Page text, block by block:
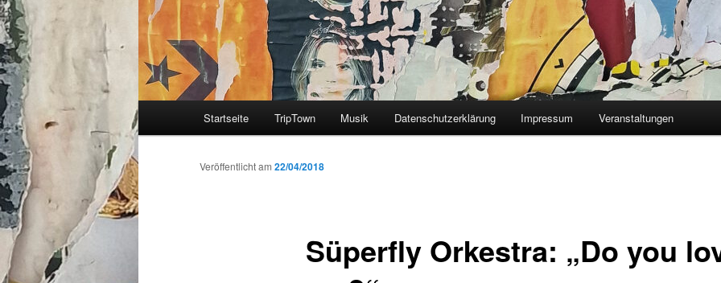
Zum
Inhalt
Startseite TripTown Musik Datenschutzerklärung Impressum Veranstaltungen
Süperfly Orkestra: „Do you
Veröffentlicht am 22/04/2018